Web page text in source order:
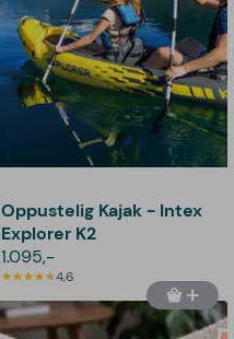
Oppustelig Kajak - Intex
Explorer K2
1.095,-
4,6